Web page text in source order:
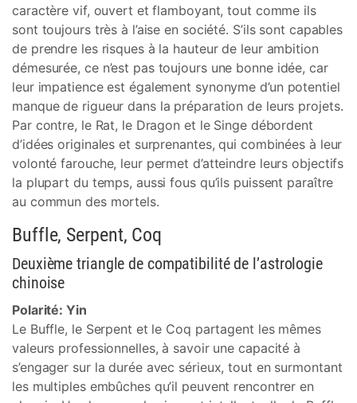
caractère vif, ouvert et flamboyant, tout comme ils
sont toujours très à l’aise en société. S’ils sont capables
de prendre les risques à la hauteur de leur ambition
démesurée, ce n’est pas toujours une bonne idée, car
leur impatience est également synonyme d’un potentiel
manque de rigueur dans la préparation de leurs projets.
Par contre, le Rat, le Dragon et le Singe débordent
d’idées originales et surprenantes, qui combinées à leur
volonté farouche, leur permet d’atteindre leurs objectifs
la plupart du temps, aussi fous qu’ils puissent paraître
au commun des mortels.
Buffle, Serpent, Coq
Deuxième triangle de compatibilité de l’astrologie
chinoise
Polarité: Yin
Le Buffle, le Serpent et le Coq partagent les mêmes
valeurs professionnelles, à savoir une capacité à
s’engager sur la durée avec sérieux, tout en surmontant
les multiples embûches qu’il peuvent rencontrer en